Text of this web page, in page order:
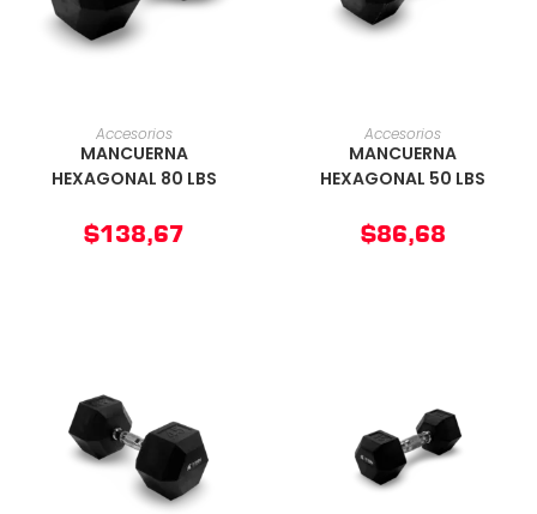
AÑADIR AL CARRITO
Accesorios
MANCUERNA
HEXAGONAL 80 LBS
$138,67
AÑADIR AL CARRITO
Accesorios
MANCUERNA
HEXAGONAL 50 LBS
$86,68